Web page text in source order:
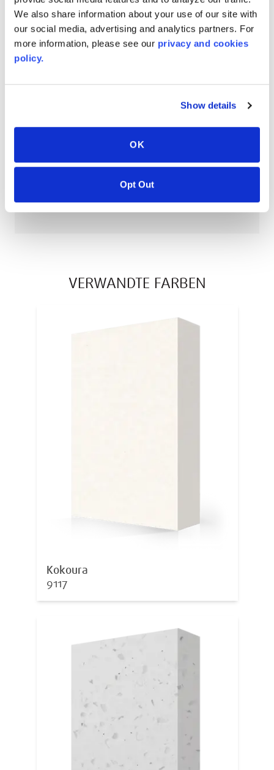
We also share information about your use of our site with
our social media, advertising and analytics partners. For
more information, please see our privacy and cookies
policy.
Show details
OK
Opt Out
VERÖFFENTLICHUNGSDATUM:
Warranty
VERÖFFENTLICHUNGSDATUM:
VERWANDTE FARBEN
Kokoura
9117